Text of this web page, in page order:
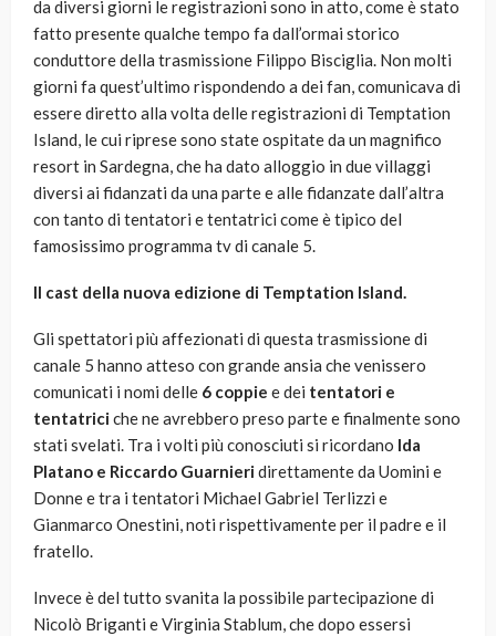
da diversi giorni le registrazioni sono in atto, come è stato
fatto presente qualche tempo fa dall’ormai storico
conduttore della trasmissione Filippo Bisciglia. Non molti
giorni fa quest’ultimo rispondendo a dei fan, comunicava di
essere diretto alla volta delle registrazioni di Temptation
Island, le cui riprese sono state ospitate da un magnifico
resort in Sardegna, che ha dato alloggio in due villaggi
diversi ai fidanzati da una parte e alle fidanzate dall’altra
con tanto di tentatori e tentatrici come è tipico del
famosissimo programma tv di canale 5.
Il cast della nuova edizione di Temptation Island.
Gli spettatori più affezionati di questa trasmissione di
canale 5 hanno atteso con grande ansia che venissero
comunicati i nomi delle 6 coppie e dei tentatori e
tentatriciche ne avrebbero preso parte e finalmente sono
stati svelati. Tra i volti più conosciuti si ricordano Ida
Platano e Riccardo Guarnieridirettamente da Uomini e
Donne e tra i tentatori Michael Gabriel Terlizzi e
Gianmarco Onestini, noti rispettivamente per il padre e il
fratello.
Invece è del tutto svanita la possibile partecipazione di
Nicolò Briganti e Virginia Stablum, che dopo essersi